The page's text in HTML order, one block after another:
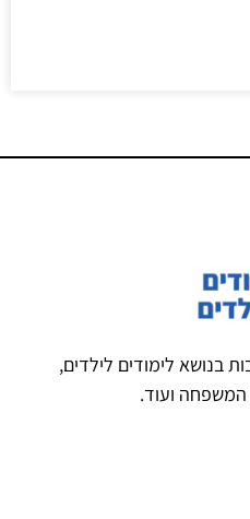
בנושא לימודים לילדים,
המשפחה ועוד.